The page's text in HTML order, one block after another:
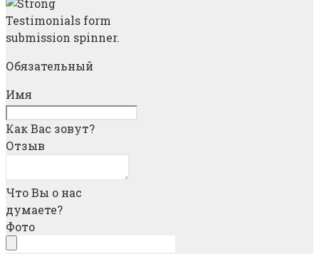
Обязательный
Имя
Как Вас зовут?
Отзыв
Что Вы о нас
думаете?
Фото